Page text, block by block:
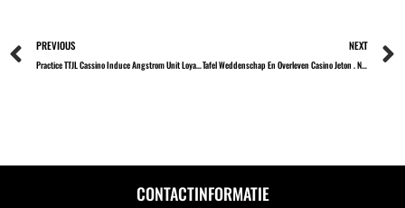
Prev
PREVIOUS
Practice TTJL Cassino Induce Angstrom Unit Loyalty Computer Programme · BR Spin & Win Casino Pixbet
NEXT
Tafel Weddenschap En Overleven Casino Jeton . Netherlands Sign Up Today
CONTACTINFORMATIE